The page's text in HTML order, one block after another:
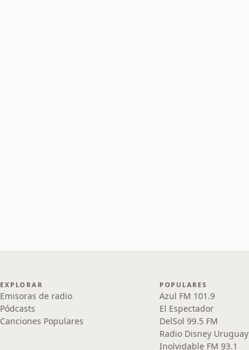
EXPLORAR
Emisoras de radio
Pódcasts
Canciones Populares
POPULARES
Azul FM 101.9
El Espectador
DelSol 99.5 FM
Radio Disney Uruguay
Inolvidable FM 93.1